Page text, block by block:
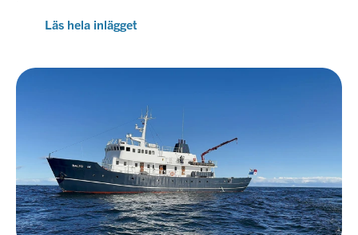
Läs hela inlägget